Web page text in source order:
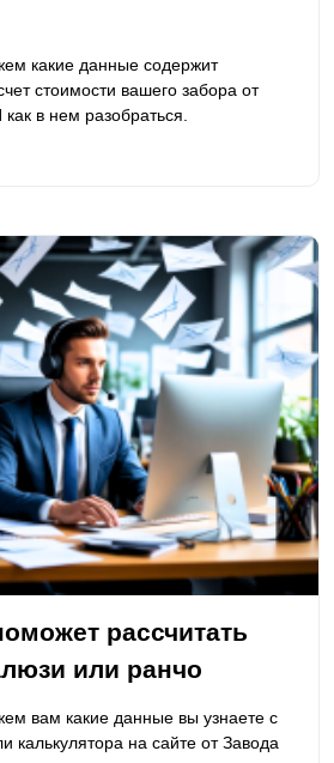
какие данные содержит
стоимости вашего забора от
в нем разобраться.
рассчитать
или ранчо
вам какие данные вы узнаете с
калькулятора на сайте от Завода